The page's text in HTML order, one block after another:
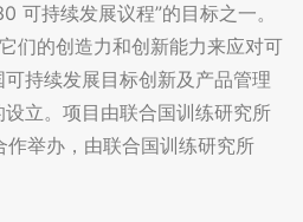
可持续发展议程”的目标之一。
们的创造力和创新能力来应对可
持续发展目标创新及产品管理
立。项目由联合国训练研究所
举办，由联合国训练研究所